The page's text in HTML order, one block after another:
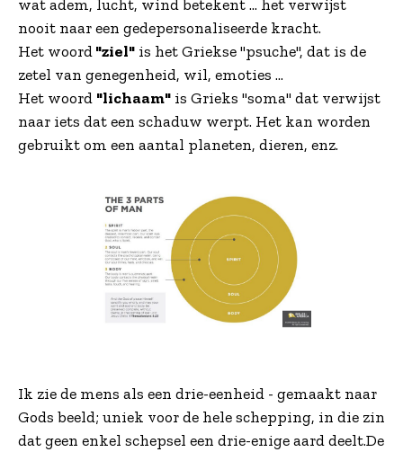
wat adem, lucht, wind betekent ... het verwijst
nooit naar een gedepersonaliseerde kracht.
Het woord"ziel" is het Griekse "psuche", dat is de
zetel van genegenheid, wil, emoties ...
Het woord "lichaam" is Grieks "soma" dat verwijst
naar iets dat een schaduw werpt. Het kan worden
gebruikt om een ​​aantal planeten, dieren, enz.
Ik zie de mens als een drie-eenheid - gemaakt naar
Gods beeld; uniek voor de hele schepping, in die zin
dat geen enkel schepsel een drie-enige aard deelt.De